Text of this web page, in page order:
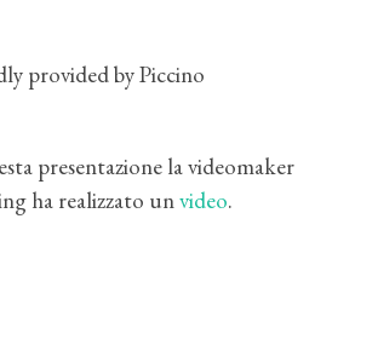
provided by Piccino
presentazione la videomaker
ha realizzato unvideo.